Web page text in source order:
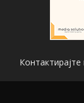
Контактирајте